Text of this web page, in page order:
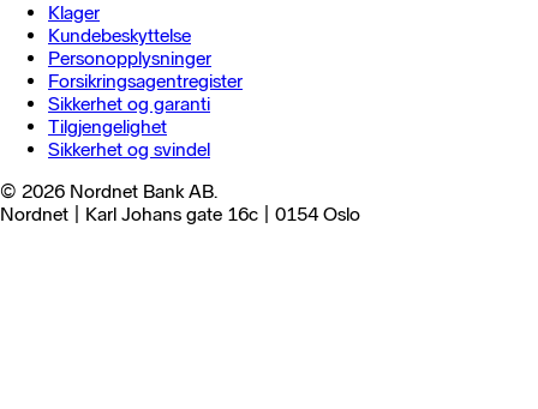
Klager
Kundebeskyttelse
Personopplysninger
Forsikringsagentregister
Sikkerhet og garanti
Tilgjengelighet
Sikkerhet og svindel
© 2026 Nordnet Bank AB.
Nordnet | Karl Johans gate 16c | 0154 Oslo